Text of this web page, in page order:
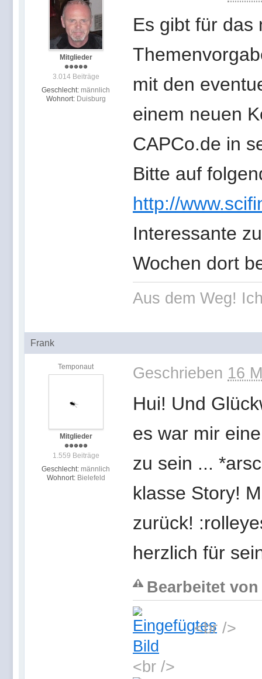
Mitglieder
3.014 Beiträge
Geschlecht: männlich
Wohnort: Duisburg
Es gibt für das
mit den
einem neuen
CAPCo.de in
Bitte auf
http://
Interessante
Wochen dort
Aus dem Weg!
Frank
Temponaut
Mitglieder
1.559 Beiträge
Geschlecht: männlich
Wohnort: Bielefeld
Geschrieben 16
Hui! Und
es war mir
zu sein ...
klasse Story!
zurück!
herzlich für
Bearbeitet von
<br />
<br />